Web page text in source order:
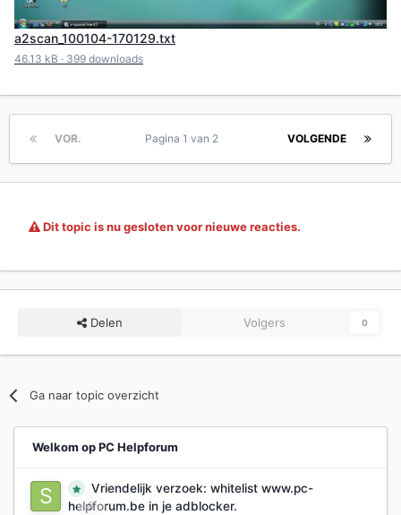
a2scan_100104-170129.txt
46.13 kB · 399 downloads
VOR. VOLGENDE
Pagina 1 van 2
Dit topic is nu gesloten voor nieuwe reacties.
Delen Volgers 0
Ga naar topic overzicht
Welkom op PC Helpforum
0
Vriendelijk verzoek: whitelist www.pc-
helpforum.be in je adblocker.